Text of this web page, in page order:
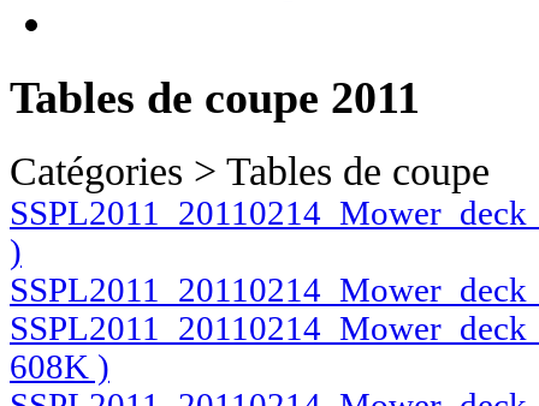
Tables de coupe 2011
Catégories > Tables de coupe
)
608K )